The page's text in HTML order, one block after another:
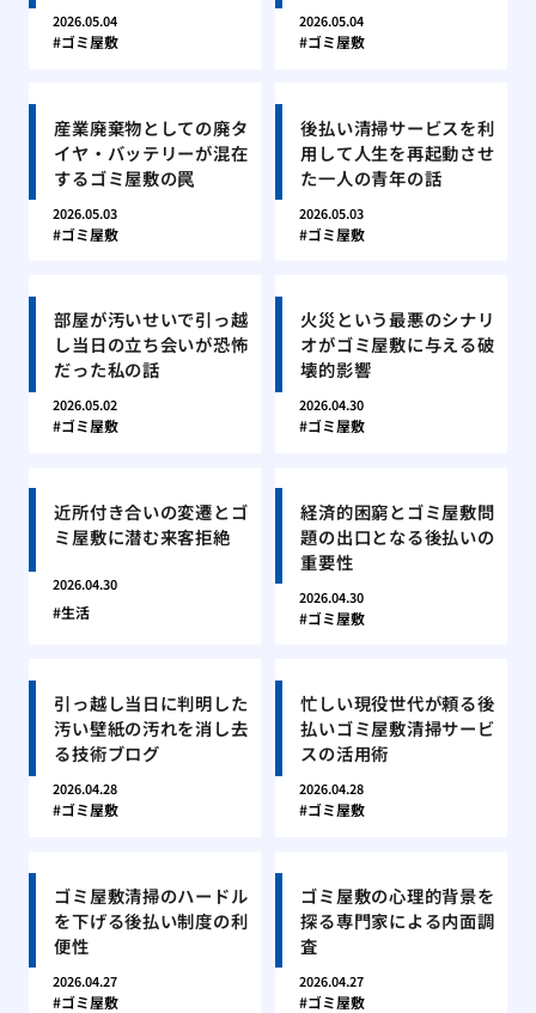
2026.05.04
ゴミ屋敷
2026.05.04
ゴミ屋敷
産業廃棄物としての廃タ
イヤ・バッテリーが混在
するゴミ屋敷の罠
2026.05.03
ゴミ屋敷
後払い清掃サービスを利
用して人生を再起動させ
た一人の青年の話
2026.05.03
ゴミ屋敷
部屋が汚いせいで引っ越
し当日の立ち会いが恐怖
だった私の話
2026.05.02
ゴミ屋敷
火災という最悪のシナリ
オがゴミ屋敷に与える破
壊的影響
2026.04.30
ゴミ屋敷
近所付き合いの変遷とゴ
ミ屋敷に潜む来客拒絶
2026.04.30
生活
経済的困窮とゴミ屋敷問
題の出口となる後払いの
重要性
2026.04.30
ゴミ屋敷
引っ越し当日に判明した
汚い壁紙の汚れを消し去
る技術ブログ
2026.04.28
ゴミ屋敷
忙しい現役世代が頼る後
払いゴミ屋敷清掃サービ
スの活用術
2026.04.28
ゴミ屋敷
ゴミ屋敷清掃のハードル
を下げる後払い制度の利
便性
2026.04.27
ゴミ屋敷
ゴミ屋敷の心理的背景を
探る専門家による内面調
査
2026.04.27
ゴミ屋敷